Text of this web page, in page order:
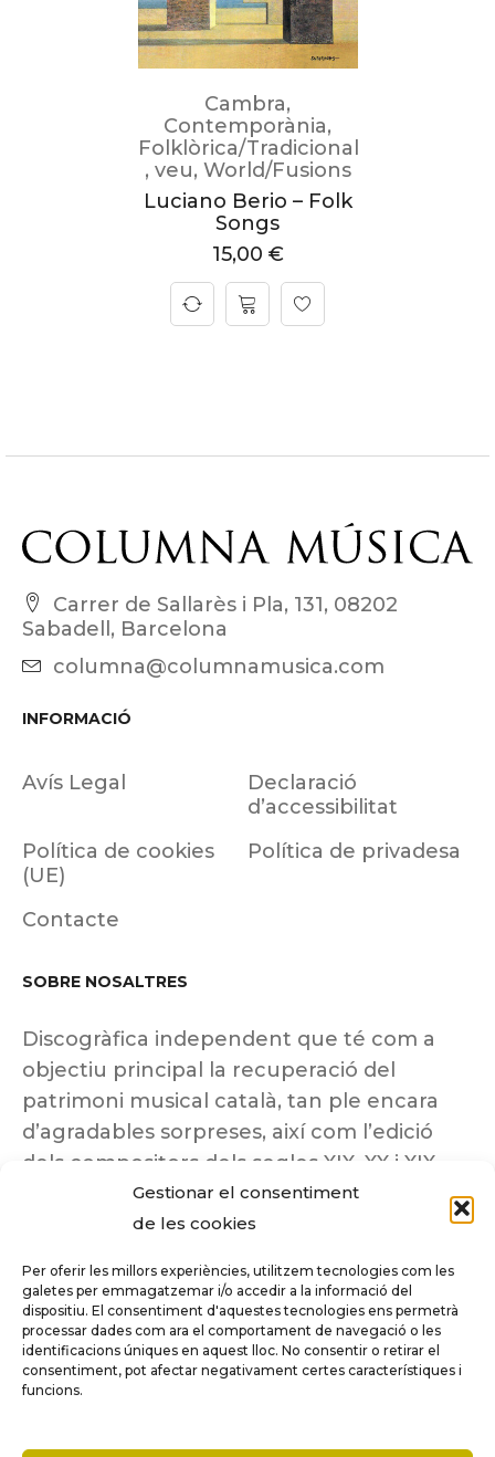
Gestionar el consentiment
de les cookies
Per oferir les millors experiències, utilitzem tecnologies com les
galetes per emmagatzemar i/o accedir a la informació del
dispositiu. El consentiment d'aquestes tecnologies ens permetrà
processar dades com ara el comportament de navegació o les
identificacions úniques en aquest lloc. No consentir o retirar el
consentiment, pot afectar negativament certes característiques i
funcions.
Cambra,
Contemporània,
Folklòrica/Tradicional
, veu, World/Fusions
Luciano Berio – Folk
Songs
15,00 €
Carrer de Sallarès i Pla, 131, 08202
Sabadell, Barcelona
columna@columnamusica.com
INFORMACIÓ
Avís Legal
Declaració
d’accessibilitat
Política de cookies
(UE)
Política de privadesa
Contacte
SOBRE NOSALTRES
Discogràfica independent que té com a
objectiu principal la recuperació del
patrimoni musical català, tan ple encara
d’agradables sorpreses, així com l’edició
dels compositors dels segles XIX, XX i XIX
insuficientment coneguts.
Tots els drets reservats a ©Columna
Música.